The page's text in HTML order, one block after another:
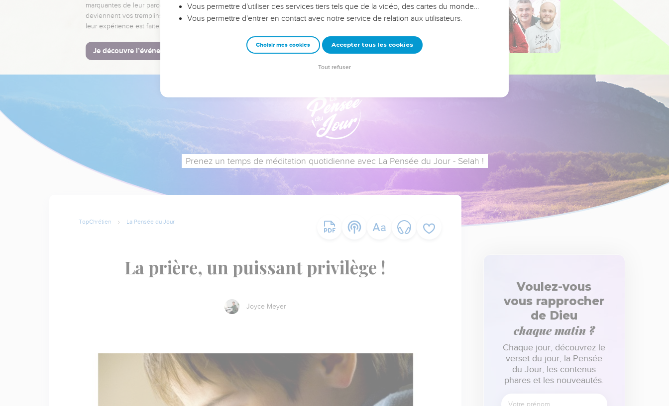
marquantes de leur parcours et les clés pour avancer avec plus de sagesse afin que leurs erreurs
deviennent vos tremplins. Que vous guidiez un ministère, une équipe, un groupe ou une famille,
leur expérience est faite pour vous.
Je découvre l’événement
Prenez un temps de méditation quotidienne avec La Pensée du Jour - Selah !
TopChrétien La Pensée du Jour
La prière, un puissant privilège !
Joyce Meyer
Voulez-vous
vous rapprocher
de Dieu
chaque matin ?
Chaque jour, découvrez le
verset du jour, la Pensée
du Jour, les contenus
phares et les nouveautés.
Vous permettre d'utiliser des services tiers tels que de la vidéo, des cartes du monde…
Vous permettre d'entrer en contact avec notre service de relation aux utilisateurs.
Choisir mes cookies Accepter tous les cookies
Tout refuser